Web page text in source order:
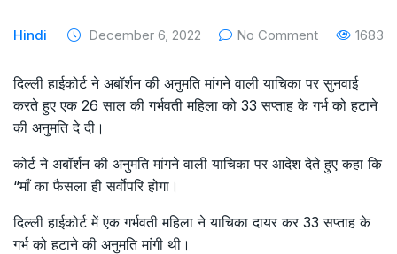
Hindi December 6, 2022 No Comment 1683
दिल्ली हाईकोर्ट ने अबॉर्शन की अनुमति मांगने वाली याचिका पर सुनवाई
करते हुए एक 26 साल की गर्भवती महिला को 33 सप्ताह के गर्भ को हटाने
की अनुमति दे दी।
कोर्ट ने अबॉर्शन की अनुमति मांगने वाली याचिका पर आदेश देते हुए कहा कि
“माँ का फैसला ही सर्वोपरि होगा।
दिल्ली हाईकोर्ट में एक गर्भवती महिला ने याचिका दायर कर 33 सप्ताह के
गर्भ को हटाने की अनुमति मांगी थी।